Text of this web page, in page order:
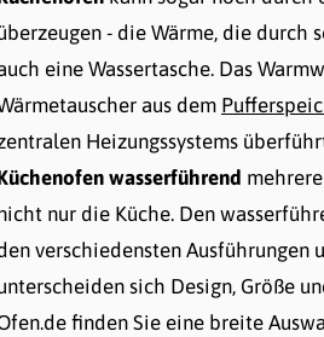
Fire
Globe Fire Alhena Links 7
€
- die Wärme, die durch
eine Wassertasche. Das
aus dem
Heizungssystems
wasserführend
nur die Küche. Den
verschiedensten Ausführungen
sich Design, Größe
finden Sie eine breite